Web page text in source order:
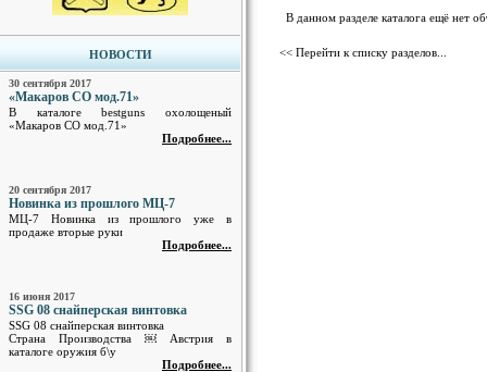
НОВОСТИ
30 сентября 2017
«Макаров СО мод.71»
В каталоге bestguns охолощеный
«Макаров СО мод.71»
Подробнее...
20 сентября 2017
Новинка из прошлого МЦ-7
МЦ-7 Новинка из прошлого уже в
продаже вторые руки
Подробнее...
16 июня 2017
SSG 08 снайперская винтовка
SSG 08 снайперская винтовка
Страна Производства ￼ Австрия в
каталоге оружия б\у
Подробнее...
В данном разделе каталога ещё нет
<< Перейти к списку разделов...